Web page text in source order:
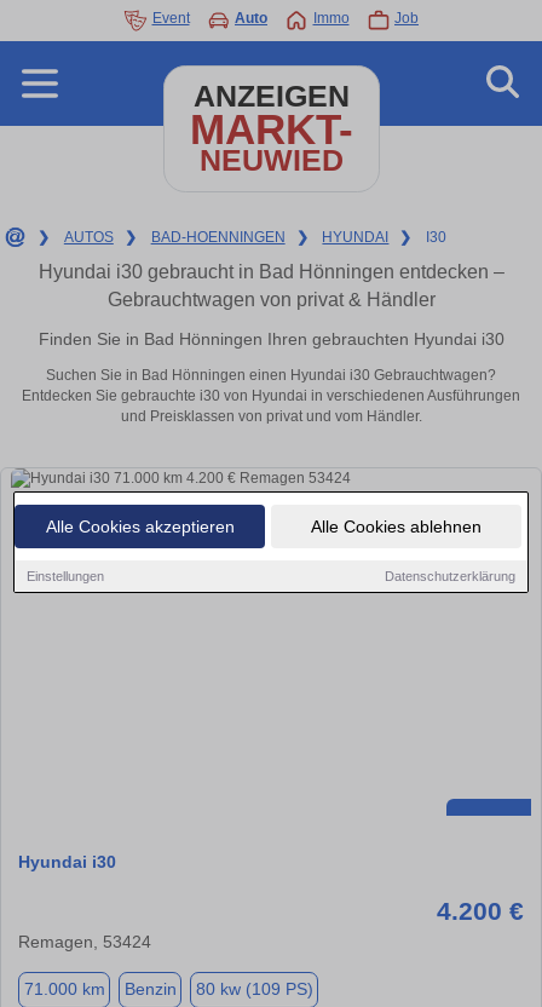
Alle Cookies akzeptieren Alle Cookies ablehnen
Einstellungen Datenschutzerklärung
Event Auto Immo Job
ANZEIGEN
MARKT-
NEUWIED
❯ AUTOS ❯ BAD-HOENNINGEN ❯ HYUNDAI ❯ I30
Hyundai i30 gebraucht in Bad Hönningen entdecken –
Gebrauchtwagen von privat & Händler
Finden Sie in Bad Hönningen Ihren gebrauchten Hyundai i30
Suchen Sie in Bad Hönningen einen Hyundai i30 Gebrauchtwagen?
Entdecken Sie gebrauchte i30 von Hyundai in verschiedenen Ausführungen
und Preisklassen von privat und vom Händler.
Hyundai i30
4.200 €
Remagen, 53424
71.000 km Benzin 80 kw (109 PS)